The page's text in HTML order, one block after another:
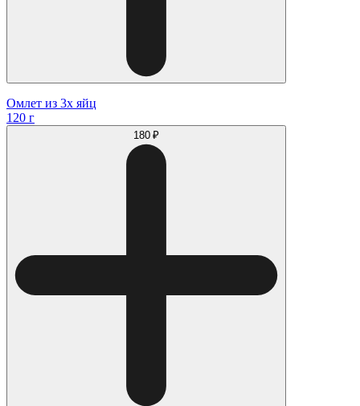
Омлет из 3х яйц
120 г
180 ₽